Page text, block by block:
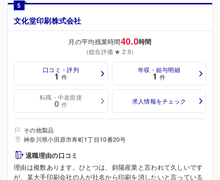
5
文化堂印刷株式会社
月の平均残業時間40.0時間
（総合評価 ★ 2.9）
口コミ・評判
1 件
年収・給与明細
1 件
転職・中途面接
0 件 求人情報をチェック
その他製品
神奈川県小田原市寿町1丁目10番20号
退職理由の口コミ
理由は複数あります。ひとつは、斜陽産業と言われて久しいです
が、某大手印刷会社の人が社名から印刷を消したいと言っている